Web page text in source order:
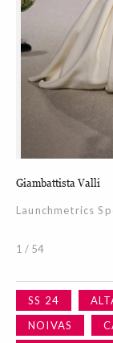
Giambattista Valli
Launchmetrics
1 / 54
SS 24
NOIVAS